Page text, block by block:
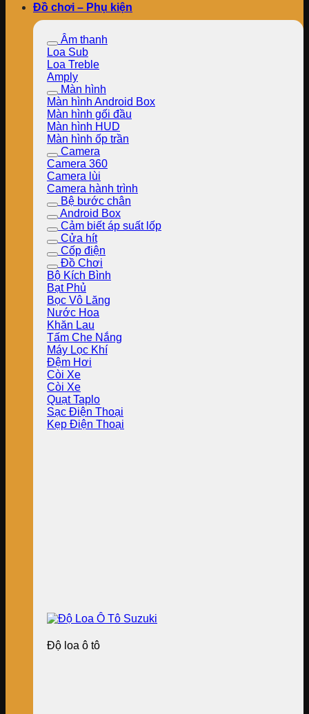
Đồ chơi – Phụ kiện
Âm thanh
Loa Sub
Loa Treble
Amply
Màn hình
Màn hình Android Box
Màn hình gối đầu
Màn hình HUD
Màn hình ốp trần
Camera
Camera 360
Camera lùi
Camera hành trình
Bệ bước chân
Android Box
Cảm biết áp suất lốp
Cửa hít
Cốp điện
Đồ Chơi
Bộ Kích Bình
Bạt Phủ
Bọc Vô Lăng
Nước Hoa
Khăn Lau
Tấm Che Nắng
Máy Lọc Khí
Đệm Hơi
Còi Xe
Còi Xe
Quạt Taplo
Sạc Điện Thoại
Kẹp Điện Thoại
Độ loa ô tô